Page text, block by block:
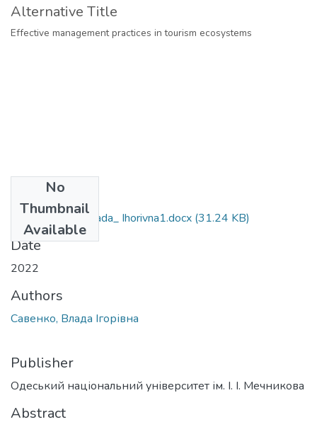
Alternative Title
Effective management practices in tourism ecosystems
No
Thumbnail
Available
073_Savenko_Vlada_ Ihorivna1.docx (31.24 KB)
Date
2022
Authors
Савенко, Влада Ігорівна
Publisher
Одеський національний університет ім. І. І. Мечникова
Abstract